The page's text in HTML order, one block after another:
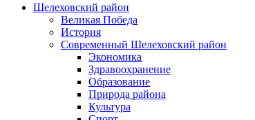
Шелеховский район
Великая Победа
История
Современный Шелеховский район
Экономика
Здравоохранение
Образование
Природа района
Культура